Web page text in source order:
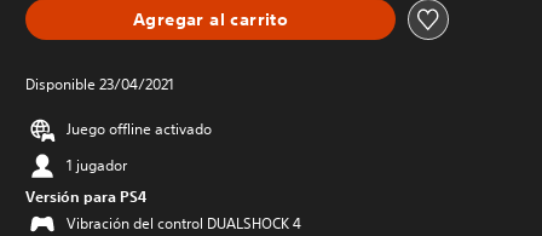
Agregar al carrito
Disponible 23/04/2021
Juego offline activado
1 jugador
Versión para PS4
Vibración del control DUALSHOCK 4